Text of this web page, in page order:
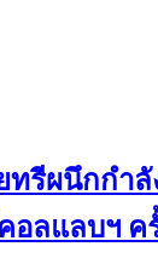
ทรีผนึกกำ
อลแลบฯ ค